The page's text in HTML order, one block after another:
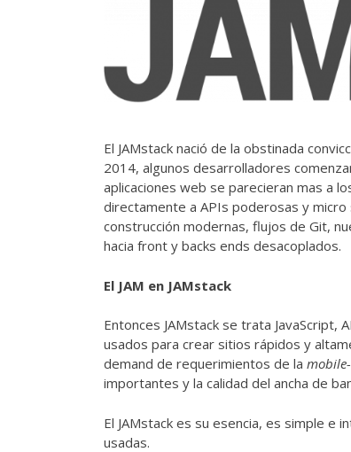
El JAMstack nació de la obstinada
2014, algunos desarrolladores
aplicaciones web se parecieran mas a
directamente a APIs poderosas y
construcción modernas, flujos de Git,
hacia front y backs ends desacoplados.
El JAM en JAMstack
Entonces JAMstack se trata
usados para crear sitios rápidos y
demand de requerimientos de la
importantes y la calidad del ancha de
El JAMstack es su esencia, es simple e
usadas.